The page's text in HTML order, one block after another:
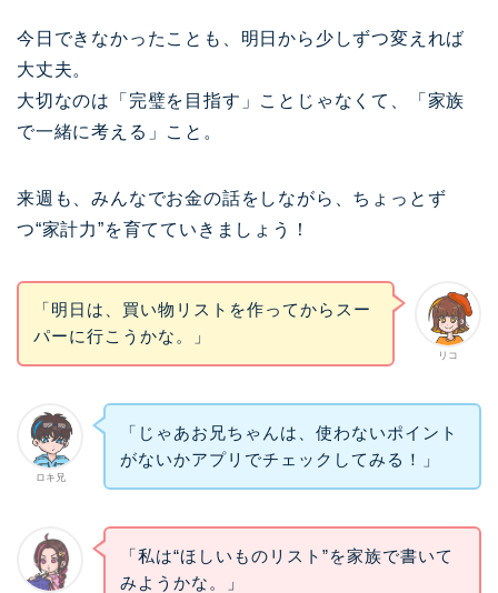
今日できなかったことも、明日から少しずつ変えれば
大丈夫。
大切なのは「完璧を目指す」ことじゃなくて、「家族
で一緒に考える」こと。
来週も、みんなでお金の話をしながら、ちょっとず
つ“家計力”を育てていきましょう！
リコ
「明日は、買い物リストを作ってからスー
パーに行こうかな。」
ロキ兄
「じゃあお兄ちゃんは、使わないポイント
がないかアプリでチェックしてみる！」
「私は“ほしいものリスト”を家族で書いて
みようかな。」